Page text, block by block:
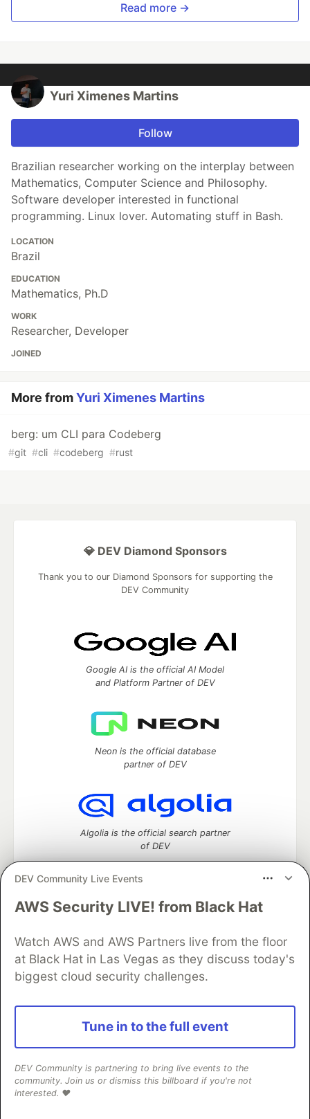
Read more →
Yuri Ximenes Martins
Follow
Brazilian researcher working on the interplay between
Mathematics, Computer Science and Philosophy.
Software developer interested in functional
programming. Linux lover. Automating stuff in Bash.
LOCATION
Brazil
EDUCATION
Mathematics, Ph.D
WORK
Researcher, Developer
JOINED
More fromYuri Ximenes Martins
berg: um CLI para Codeberg
#git #cli #codeberg #rust
DEV Community Live Events
AWS Security LIVE! from Black Hat
Watch AWS and AWS Partners live from the floor
at Black Hat in Las Vegas as they discuss today's
biggest cloud security challenges.
Tune in to the full event
DEV Community is partnering to bring live events to the
community. Join us or dismiss this billboard if you're not
interested. ❤️
💎 DEV Diamond Sponsors
Thank you to our Diamond Sponsors for supporting the
DEV Community
Google AI is the official AI Model
and Platform Partner of DEV
Neon is the official database
partner of DEV
Algolia is the official search partner
of DEV
DEV Community— A space to discuss and keep up software
Home
DEV Challenges DEV++
Videos
DEV Education Tracks
DEV Help
Advertise on DEV
Organization Accounts
DEV Showcase
Contact
Free Postgres Database
DEV Shop
and other inclusive communities.